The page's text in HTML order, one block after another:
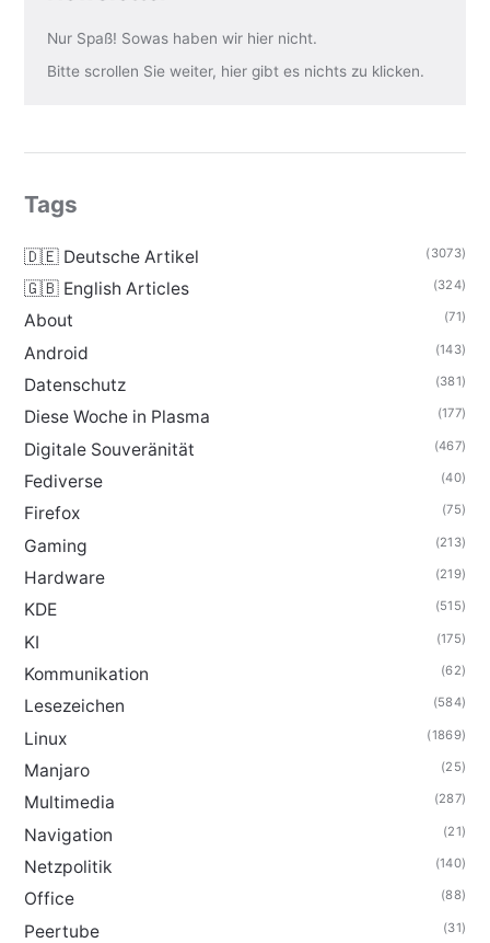
Nur Spaß! Sowas haben wir hier nicht.
Bitte scrollen Sie weiter, hier gibt es nichts zu klicken.
Tags
🇩🇪 Deutsche Artikel (3073)
🇬🇧 English Articles (324)
About (71)
Android (143)
Datenschutz (381)
Diese Woche in Plasma (177)
Digitale Souveränität (467)
Fediverse (40)
Firefox (75)
Gaming (213)
Hardware (219)
KDE (515)
KI (175)
Kommunikation (62)
Lesezeichen (584)
Linux (1869)
Manjaro (25)
Multimedia (287)
Navigation (21)
Netzpolitik (140)
Office (88)
Peertube (31)